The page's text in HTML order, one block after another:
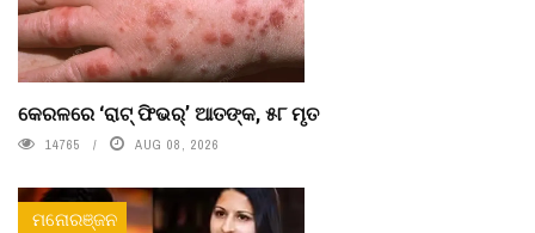
କେରଳରେ ‘ରାଟ୍ ଫିଭର୍’ ଆତଙ୍କ, ୫୮ ମୃତ
14765 AUG 08, 2026
ମନୋରଞ୍ଜନ